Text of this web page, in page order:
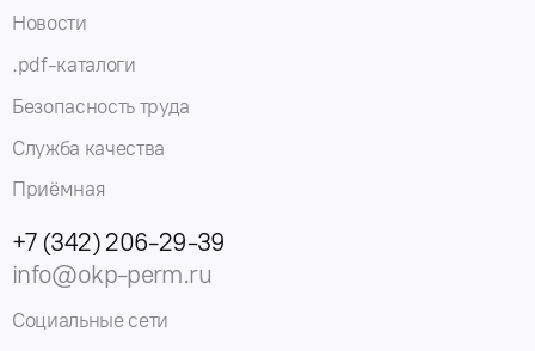
Новости
.pdf-каталоги
Безопасность труда
Служба качества
Приёмная
+7 (342) 206-29-39
info@okp-perm.ru
Социальные сети